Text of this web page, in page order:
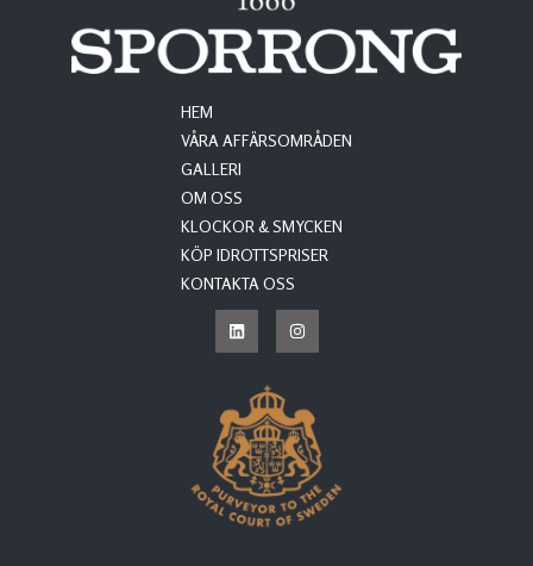
HEM
VÅRA AFFÄRSOMRÅDEN
GALLERI
OM OSS
KLOCKOR & SMYCKEN
KÖP IDROTTSPRISER
KONTAKTA OSS